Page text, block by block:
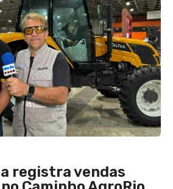
registra vendas